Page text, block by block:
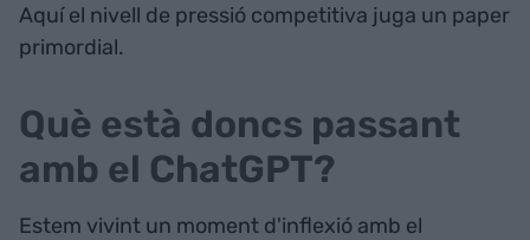
Aquí el nivell de pressió competitiva juga un paper
primordial.
Què està doncs passant
amb el ChatGPT?
Estem vivint un moment d'inflexió amb el